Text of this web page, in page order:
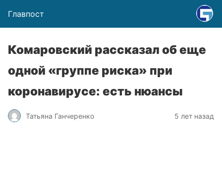
Главпост
Комаровский рассказал об еще
одной «группе риска» при
коронавирусе: есть нюансы
Татьяна Ганчеренко 5 лет назад